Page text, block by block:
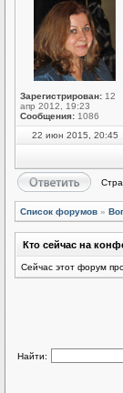
Зарегистрирован: 12
апр 2012, 19:23
Сообщения: 1086
22 июн 2015, 20:45
Список форумов »
Кто сейчас на
Сейчас этот форум
Найти: